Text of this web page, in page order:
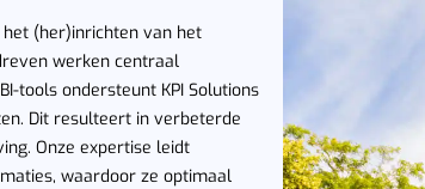
het (her)inrichten van het
werken centraal
tools ondersteunt KPI Solutions
Dit resulteert in verbeterde
Onze expertise leidt
waardoor ze optimaal